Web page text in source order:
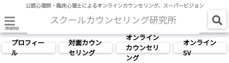
公認心理師・臨床心理士によるオンラインカウンセリング、スーパービジョン
menu
プロフィー
ル
対面カウン
セリング
オンライン
カウンセリ
ング
オンライン
SV